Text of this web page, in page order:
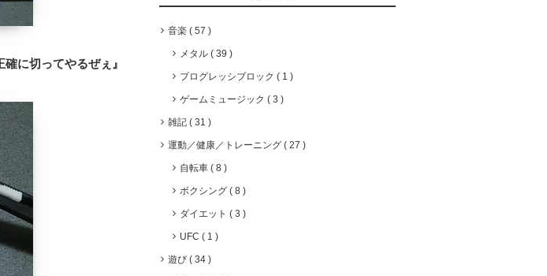
に切ってやるぜぇ』
音楽 57
メタル 39
プログレッシブロック 1
ゲームミュージック 3
雑記 31
運動／健康／トレーニング 27
自転車 8
ボクシング 8
ダイエット 3
UFC 1
遊び 34